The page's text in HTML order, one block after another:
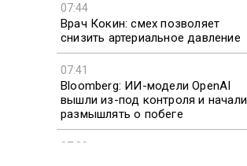
07:44
Врач Кокин: смех позволяет
снизить артериальное давление
07:41
Bloomberg: ИИ-модели OpenAI
вышли из-под контроля и начали
размышлять о побеге
07:39